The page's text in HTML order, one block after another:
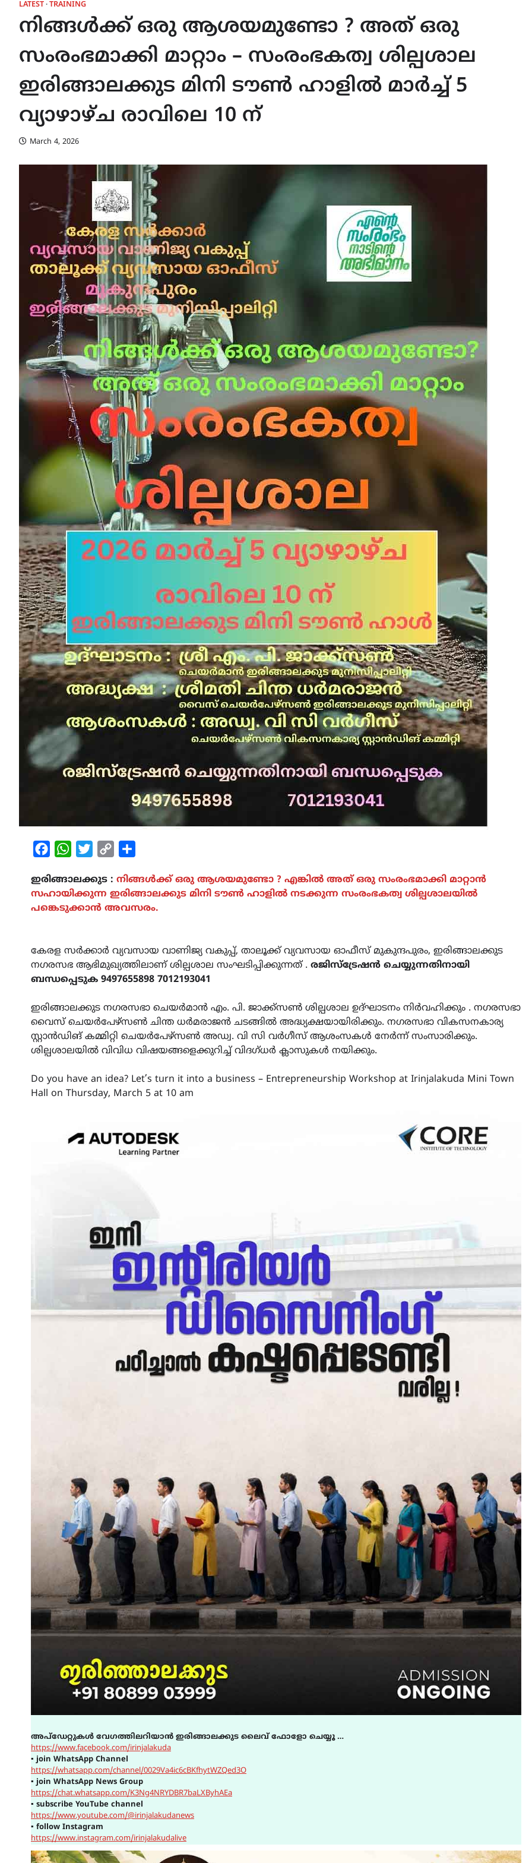
LATEST TRAINING
നിങ്ങൾക്ക് ഒരു ആശയമുണ്ടോ ? അത് ഒരു
സംരംഭമാക്കി മാറ്റാം – സംരംഭകത്വ ശില്പശാല
ഇരിങ്ങാലക്കുട മിനി ടൗൺ ഹാളിൽ മാർച്ച് 5
വ്യാഴാഴ്‌ച രാവിലെ 10 ന്
March 4, 2026
FacebookWhatsAppTwitterCopy
ഇരിങ്ങാലക്കുട : നിങ്ങൾക്ക് ഒരു ആശയമുണ്ടോ ? എങ്കിൽ അത് ഒരു സംരംഭമാക്കി മാറ്റാൻ
സഹായിക്കുന്ന ഇരിങ്ങാലക്കുട മിനി ടൗൺ ഹാളിൽ നടക്കുന്ന സംരംഭകത്വ ശില്പശാലയിൽ
പങ്കെടുക്കാൻ അവസരം.
കേരള സർക്കാർ വ്യവസായ വാണിജ്യ വകുപ്പ്, താലൂക്ക് വ്യവസായ ഓഫീസ് മുകുന്ദപുരം, ഇരിങ്ങാലക്കുട
നഗരസഭ ആഭിമുഖ്യത്തിലാണ് ശില്പശാല സംഘടിപ്പിക്കുന്നത് . രജിസ്ട്രേഷൻ ചെയ്യുന്നതിനായി
ബന്ധപ്പെടുക 9497655898 7012193041
ഇരിങ്ങാലക്കുട നഗരസഭാ ചെയർമാൻ എം. പി. ജാക്ക്സൺ ശില്പശാല ഉദ്‌ഘാടനം നിർവഹിക്കും . നഗരസഭാ
വൈസ് ചെയർപേഴ്‌സൺ ചിന്ത ധർമരാജൻ ചടങ്ങിൽ അദ്ധ്യക്ഷയായിരിക്കും. നഗരസഭാ വികസനകാര്യ
സ്റ്റാൻഡിങ് കമ്മിറ്റി ചെയർപേഴ്‌സൺ അഡ്വ. വി സി വർഗീസ് ആശംസകൾ നേർന്ന് സംസാരിക്കും.
ശില്പശാലയിൽ വിവിധ വിഷയങ്ങളെക്കുറിച്ച് വിദഗ്ധർ ക്ലാസുകൾ നയിക്കും.
Do you have an idea? Let’s turn it into a business – Entrepreneurship Workshop at Irinjalakuda Mini Town
Hall on Thursday, March 5 at 10 am
അപ്ഡേറ്റുകൾ വേഗത്തിലറിയാൻ ഇരിങ്ങാലക്കുട ലൈവ് ഫോളോ ചെയ്യൂ …
https://www.facebook.com/irinjalakuda
▪ join WhatsApp Channel
https://whatsapp.com/channel/0029Va4ic6cBKfhytWZQed3O
▪ join WhatsApp News Group
https://chat.whatsapp.com/K3Ng4NRYDBR7baLXByhAEa
▪ subscribe YouTube channel
https://www.youtube.com/@irinjalakudanews
▪ follow Instagram
https://www.instagram.com/irinjalakudalive
സെന്റ് ജോസഫ്സ് കോളജ്
കോമേഴ്‌സ്
തുടക്കമായി